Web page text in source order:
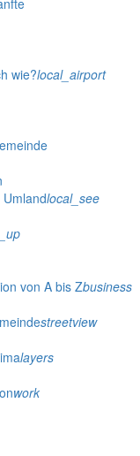
wie?local_airport
local_see
von A bis Zbusiness
streetview
layers
work